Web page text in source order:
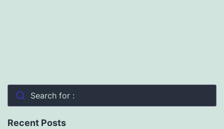
Search for :
Recent Posts